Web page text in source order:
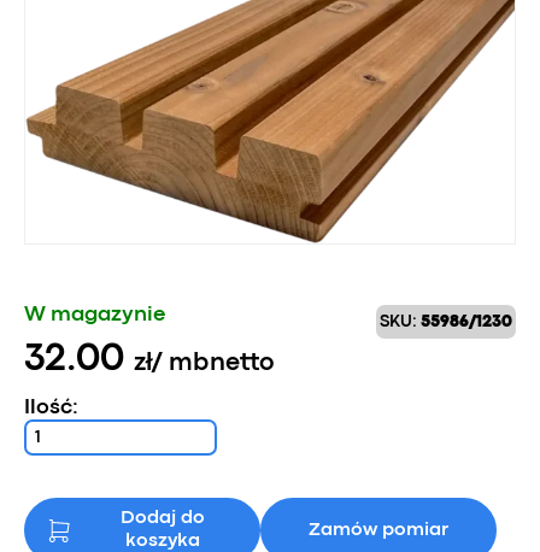
SKU: 55986/1230
W magazynie
32.00 zł/ mb netto
Ilość:
Dodaj do
koszyka
Zamów pomiar